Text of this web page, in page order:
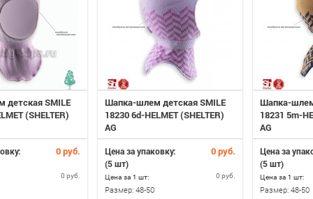
SMILE
(SHELTER)
0 руб.
0 руб.
Шапка-шлем детская SMILE
18230 6d-HELMET (SHELTER)
AG
Цена за упаковку: 0 руб.
(5 шт)
Цена за 1 шт: 0 руб.
Размер: 48-50
Шапка-
18231 5m-
AG
Цена за
(5 шт)
Цена за 1 шт:
Размер: 48-50